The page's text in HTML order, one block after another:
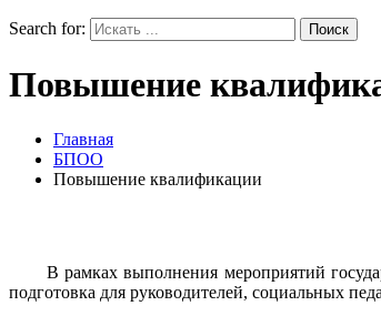
Search for:
Повышение
Главная
БПОО
Повышение квалификации
В рамках выполнения мероприятий
подготовка для руководителей, социальных